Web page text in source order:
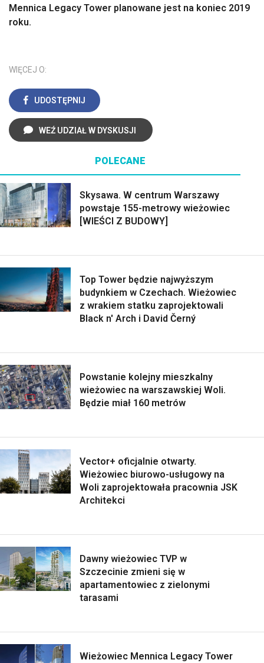
Mennica Legacy Tower planowane jest na koniec 2019
roku.
WIĘCEJ O:
UDOSTĘPNIJ
WEŹ UDZIAŁ W DYSKUSJI
POLECANE
Skysawa. W centrum Warszawy
powstaje 155-metrowy wieżowiec
[WIEŚCI Z BUDOWY]
Top Tower będzie najwyższym
budynkiem w Czechach. Wieżowiec
z wrakiem statku zaprojektowali
Black n' Arch i David Černý
Powstanie kolejny mieszkalny
wieżowiec na warszawskiej Woli.
Będzie miał 160 metrów
Vector+ oficjalnie otwarty.
Wieżowiec biurowo-usługowy na
Woli zaprojektowała pracownia JSK
Architekci
Dawny wieżowiec TVP w
Szczecinie zmieni się w
apartamentowiec z zielonymi
tarasami
Wieżowiec Mennica Legacy Tower